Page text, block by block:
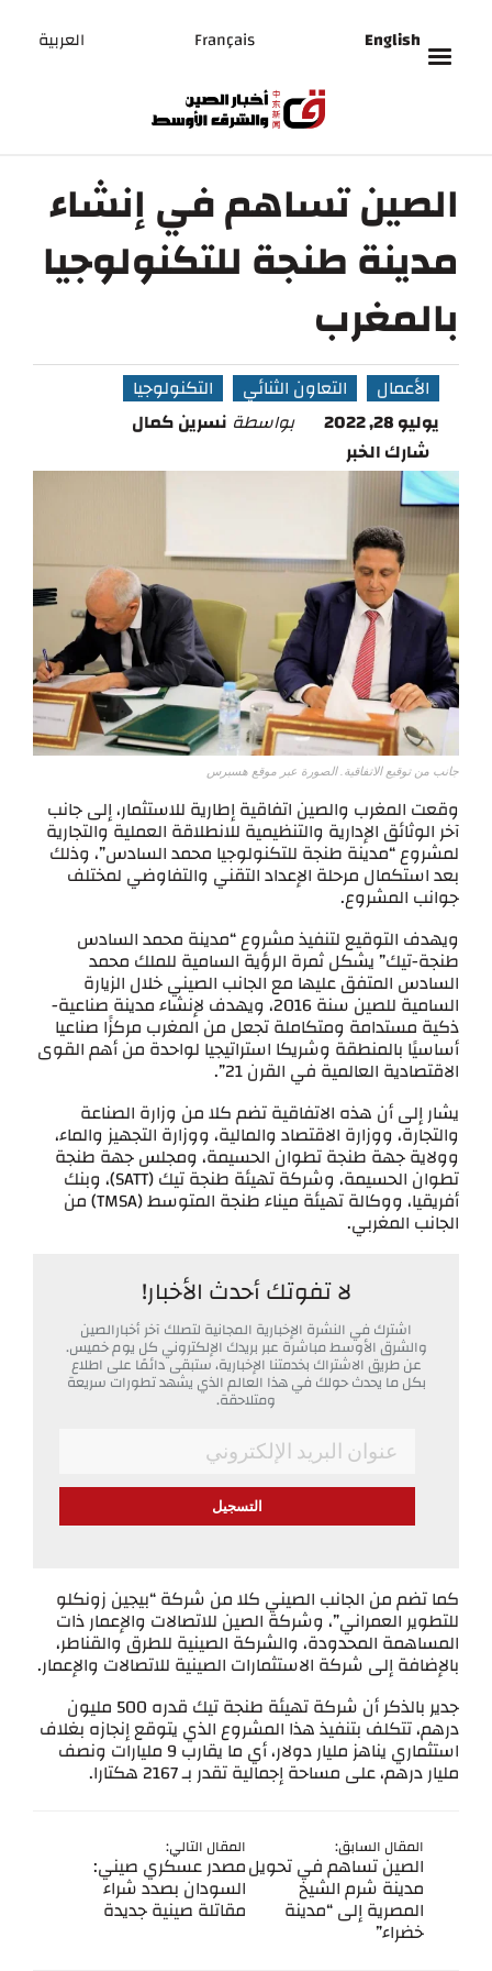
English
Français العربية
الصين تساهم في إنشاء
مدينة طنجة للتكنولوجيا
بالمغرب
الأعمال التعاون الثنائي
التكنولوجيا
يوليو 28, 2022
بواسطة نسرين كمال
شارك الخبر
جانب من توقيع الاتفاقية. الصورة عبر موقع هسبرس
وقعت المغرب والصين اتفاقية إطارية للاستثمار، إلى جانب
آخر الوثائق الإدارية والتنظيمية للانطلاقة العملية والتجارية
لمشروع “مدينة طنجة للتكنولوجيا محمد السادس”، وذلك
بعد استكمال مرحلة الإعداد التقني والتفاوضي لمختلف
جوانب المشروع.
ويهدف التوقيع لتنفيذ مشروع “مدينة محمد السادس
طنجة-تيك” يشكل ثمرة الرؤية السامية للملك محمد
السادس المتفق عليها مع الجانب الصيني خلال الزيارة
السامية للصين سنة 2016، ويهدف لإنشاء مدينة صناعية-
ذكية مستدامة ومتكاملة تجعل من المغرب مركزًا صناعيا
أساسيًا بالمنطقة وشريكا استراتيجيا لواحدة من أهم القوى
الاقتصادية العالمية في القرن 21”.
يشار إلى أن هذه الاتفاقية تضم كلا من وزارة الصناعة
والتجارة، ووزارة الاقتصاد والمالية، ووزارة التجهيز والماء،
وولاية جهة طنجة تطوان الحسيمة، ومجلس جهة طنجة
تطوان الحسيمة، وشركة تهيئة طنجة تيك (SATT)، وبنك
أفريقيا، ووكالة تهيئة ميناء طنجة المتوسط (TMSA) من
الجانب المغربي.
لا تفوتك أحدث الأخبار!
اشترك في النشرة الإخبارية المجانية لتصلك آخر أخبارالصين
والشرق الأوسط مباشرة عبر بريدك الإلكتروني كل يوم خميس.
عن طريق الاشتراك بخدمتنا الإخبارية، ستبقى دائمًا على اطلاع
بكل ما يحدث حولك في هذا العالم الذي يشهد تطورات سريعة
ومتلاحقة.
Email
*
كما تضم من الجانب الصيني كلا من شركة “بيجين زونكلو
للتطوير العمراني”، وشركة الصين للاتصالات والإعمار ذات
المساهمة المحدودة، والشركة الصينية للطرق والقناطر،
بالإضافة إلى شركة الاستثمارات الصينية للاتصالات والإعمار.
جدير بالذكر أن شركة تهيئة طنجة تيك قدره 500 مليون
درهم، تتكلف بتنفيذ هذا المشروع الذي يتوقع إنجازه بغلاف
استثماري يناهز مليار دولار، أي ما يقارب 9 مليارات ونصف
مليار درهم، على مساحة إجمالية تقدر بـ 2167 هكتارا.
المقال السابق:
الصين تساهم في تحويل
مدينة شرم الشيخ
المصرية إلى “مدينة
خضراء”
المقال التالي:
مصدر عسكري صيني:
السودان بصدد شراء
مقاتلة صينية جديدة